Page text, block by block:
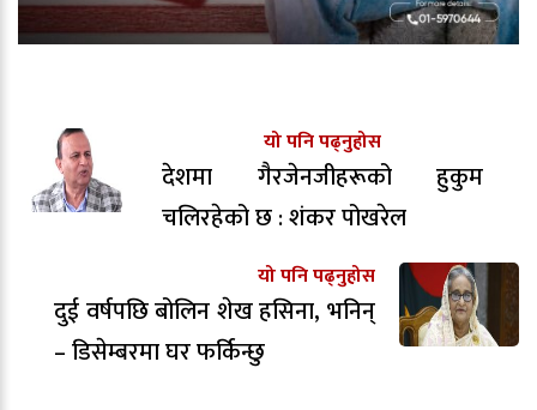
यो पनि पढ्नुहोस
देशमा गैरजेनजीहरूको हुकुम
चलिरहेको छ : शंकर पोखरेल
यो पनि पढ्नुहोस
दुई वर्षपछि बोलिन शेख हसिना, भनिन्
– डिसेम्बरमा घर फर्किन्छु